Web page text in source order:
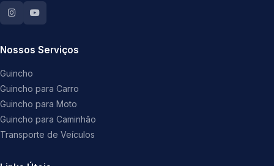
Nossos Serviços
Guincho
Guincho para Carro
Guincho para Moto
Guincho para Caminhão
Transporte de Veículos